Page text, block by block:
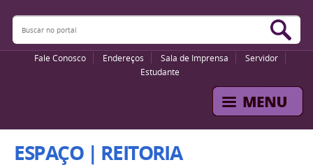
Buscar no portal
Fale Conosco Endereços Sala de Imprensa
Servidor
Estudante
ESPAÇO | REITORIA